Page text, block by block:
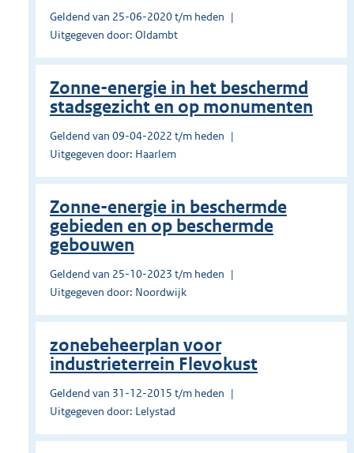
Geldend van 25-06-2020 t/m heden
Uitgegeven door: Oldambt
Zonne-energie in het beschermd
stadsgezicht en op monumenten
Geldend van 09-04-2022 t/m heden
Uitgegeven door: Haarlem
Zonne-energie in beschermde
gebieden en op beschermde
gebouwen
Geldend van 25-10-2023 t/m heden
Uitgegeven door: Noordwijk
zonebeheerplan voor
industrieterrein Flevokust
Geldend van 31-12-2015 t/m heden
Uitgegeven door: Lelystad